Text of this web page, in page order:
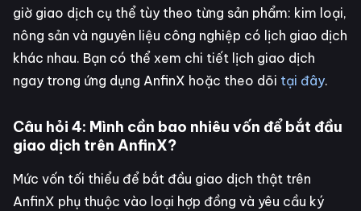
giờ giao dịch cụ thể tùy theo từng sản phẩm: kim loại,
nông sản và nguyên liệu công nghiệp có lịch giao dịch
khác nhau. Bạn có thể xem chi tiết lịch giao dịch
ngay trong ứng dụng AnfinX hoặc theo dõi tại đây.
Câu hỏi 4: Mình cần bao nhiêu vốn để bắt đầu
giao dịch trên AnfinX?
Mức vốn tối thiểu để bắt đầu giao dịch thật trên
AnfinX phụ thuộc vào loại hợp đồng và yêu cầu ký